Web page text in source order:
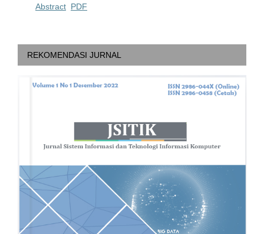
Abstract PDF
REKOMENDASI JURNAL